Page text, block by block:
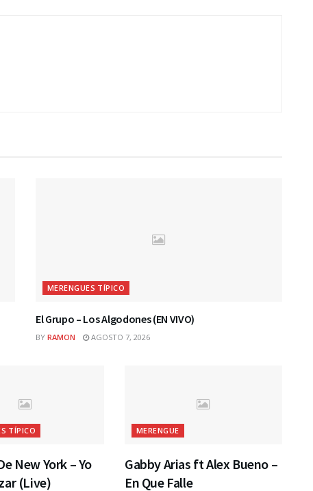
MERENGUES TÍPICO
El Grupo – Los Algodones (EN VIVO)
BY RAMON AGOSTO 7, 2026
TÍPICO
New York – Yo
(Live)
MERENGUE
Gabby Arias ft Alex Bueno –
En Que Falle